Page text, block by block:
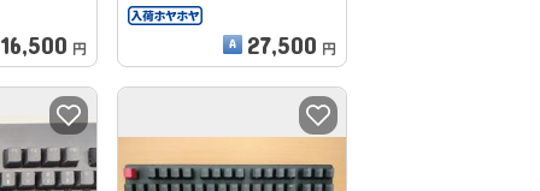
16,500 円 27,500 円